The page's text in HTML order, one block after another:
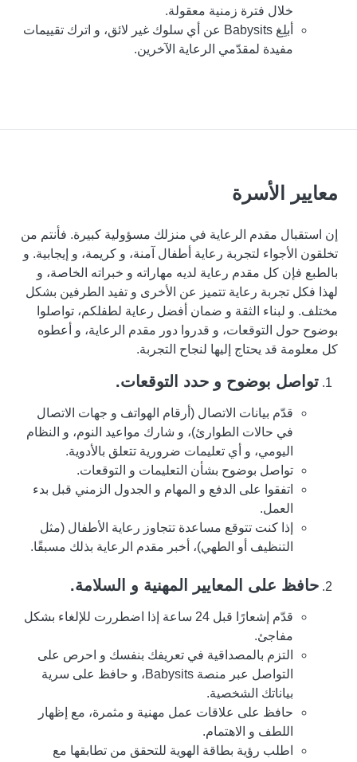
خلال فترة زمنية معقولة.
أبلِغ Babysits عن أي سلوك غير لائق، و اترك تقييمات
مفيدة لمقدّمي الرعاية الآخرين.
معايير الأسرة
إن استقبال مقدم الرعاية في منزلك مسؤولية كبيرة. فأنتم من
تخلقون الأجواء لتجربة رعاية أطفال آمنة، و كريمة، و إيجابية. و
بالطبع فإن كل مقدم رعاية لديه مهاراته و خبراته الخاصة، و
لهذا فكل تجربة رعاية تتميز عن الأخرى و تفيد الطرفين بشكل
مختلف. و لبناء الثقة و ضمان أفضل رعاية لطفلكم، تواصلوا
بوضوح حول التوقعات، و قدروا دور مقدم الرعاية، و أعطوه
كل معلومة قد يحتاج إليها لنجاح التجربة.
تواصل بوضوح و حدد التوقعات.
قدّم بيانات الاتصال (أرقام الهواتف و جهات الاتصال
في حالات الطوارئ)، و شارك مواعيد النوم، و النظام
اليومي، و أي تعليمات ضرورية تتعلق بالأدوية.
تواصل بوضوح بشأن التعليمات و التوقعات.
اتفقوا على الدفع و المهام و الجدول الزمني قبل بدء
العمل.
إذا كنت تتوقع مساعدة تتجاوز رعاية الأطفال (مثل
التنظيف أو الطهي)، أخبر مقدم الرعاية بذلك مسبقًا.
حافظ على المعايير المهنية و السلامة.
قدّم إشعارًا قبل 24 ساعة إذا اضطررت للإلغاء بشكل
مفاجئ.
التزم بالمصداقية في تعريفك بنفسك و احرص على
التواصل عبر منصة Babysits، و حافظ على سرية
بياناتك الشخصية.
حافظ على علاقات عمل مهنية و مثمرة، مع إظهار
اللطف و الاهتمام.
اطلب رؤية بطاقة الهوية للتحقق من تطابقها مع